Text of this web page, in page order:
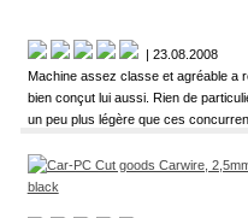
| 23.08.2008
Machine assez classe et agréable a
bien conçut lui aussi. Rien de
un peu plus légère que ces